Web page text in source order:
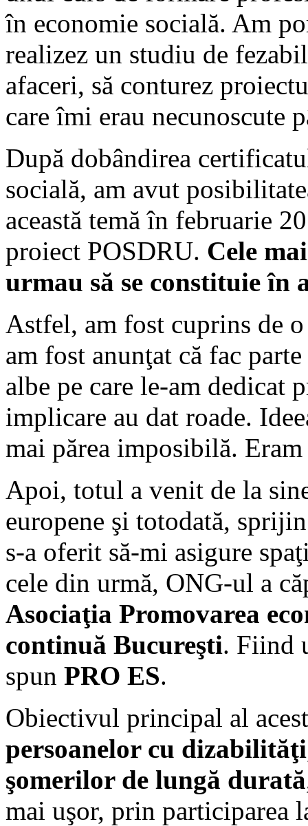
în economie socială. Am
realizez un studiu de
afaceri, să conturez
care îmi erau necunoscute
După dobândirea
socială, am avut
această temă în februarie
proiect POSDRU. Cele
urmau să se constituie în
Astfel, am fost cuprins de
am fost anunţat că fac
albe pe care le-am dedicat
implicare au dat roade.
mai părea imposibilă.
Apoi, totul a venit de la
europene şi totodată,
s-a oferit să-mi asigure
cele din urmă, ONG-ul a
Asociaţia Promovarea
continuă Bucureşti. Fiind
spun PRO ES.
Obiectivul principal al
persoanelor cu dizabilităţi
şomerilor de lungă durată
mai uşor, prin participarea